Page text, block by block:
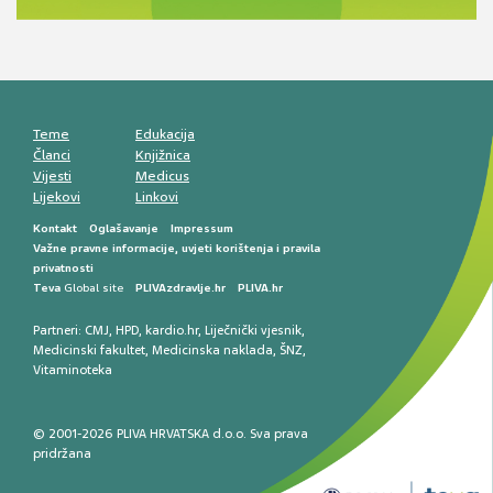
smetnji do rane onkološke dijagnostike
Teme
Članci
Vijesti
Lijekovi
Edukacija
Knjižnica
Medicus
Linkovi
Kontakt Oglašavanje
Impressum
Važne pravne informacije, uvjeti korištenja i pravila
privatnosti
Teva Global site PLIVAzdravlje.hr PLIVA.hr
Partneri: CMJ, HPD, kardio.hr, Liječnički vjesnik,
Medicinski fakultet, Medicinska naklada, ŠNZ,
Vitaminoteka
© 2001-2026 PLIVA HRVATSKA d.o.o. Sva prava
pridržana